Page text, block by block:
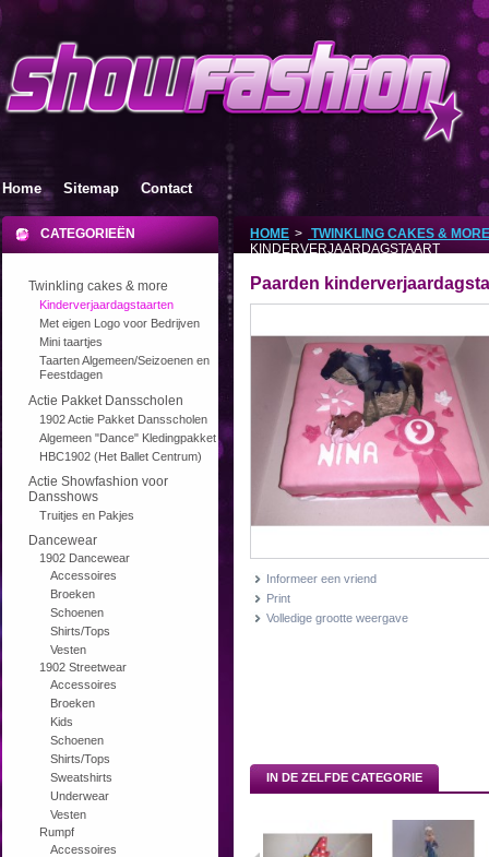
Home Sitemap Contact
CATEGORIEËN
Twinkling cakes & more
Kinderverjaardagstaarten
Met eigen Logo voor Bedrijven
Mini taartjes
Taarten Algemeen/Seizoenen en
Feestdagen
Actie Pakket Dansscholen
1902 Actie Pakket Dansscholen
Algemeen "Dance" Kledingpakket
HBC1902 (Het Ballet Centrum)
Actie Showfashion voor
Dansshows
Truitjes en Pakjes
Dancewear
1902 Dancewear
Accessoires
Broeken
Schoenen
Shirts/Tops
Vesten
1902 Streetwear
Accessoires
Broeken
Kids
Schoenen
Shirts/Tops
Sweatshirts
Underwear
Vesten
Rumpf
Accessoires
HOME > TWINKLING CAKES & MORE
KINDERVERJAARDAGSTAART
Paarden
Informeer een vriend
Print
Volledige grootte weergave
IN DE ZELFDE CATEGORIE